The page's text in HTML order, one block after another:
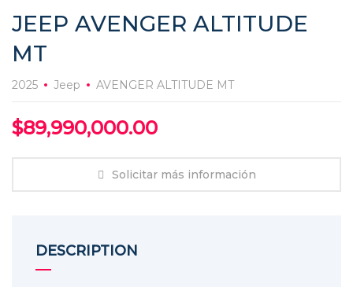
JEEP AVENGER ALTITUDE
MT
2025 Jeep AVENGER ALTITUDE MT
$89,990,000.00
Solicitar más información
DESCRIPTION